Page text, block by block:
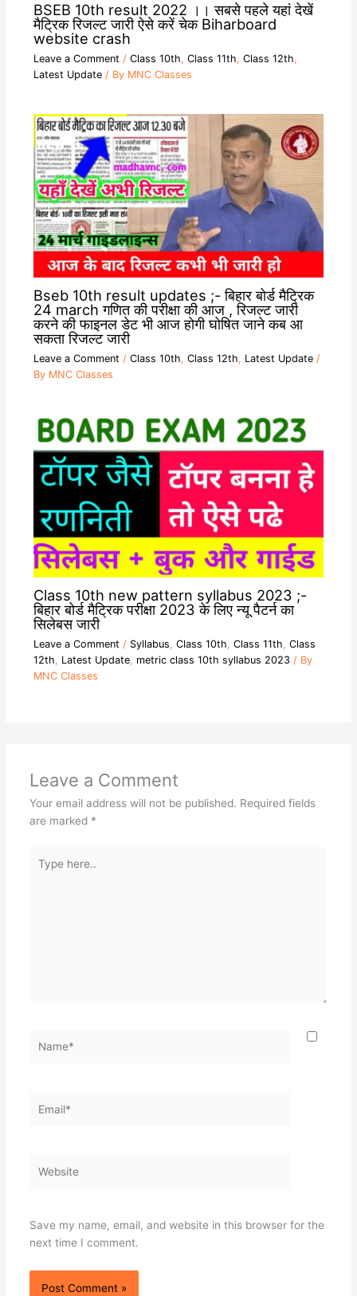
BSEB 10th result 2022 ।। सबसे पहले यहां देखें
मैट्रिक रिजल्ट जारी ऐसे करें चेक Biharboard
website crash
Leave a Comment / Class 10th, Class 11th, Class 12th,
Latest Update/ By MNC Classes
Bseb 10th result updates ;- बिहार बोर्ड मैट्रिक
24 march गणित की परीक्षा की आज , रिजल्ट जारी
करने की फाइनल डेट भी आज होगी घोषित जाने कब आ
सकता रिजल्ट जारी
Leave a Comment / Class 10th, Class 12th, Latest Update/
By MNC Classes
Class 10th new pattern syllabus 2023 ;-
बिहार बोर्ड मैट्रिक परीक्षा 2023 के लिए न्यू पैटर्न का
सिलेबस जारी
Leave a Comment / Syllabus, Class 10th, Class 11th, Class
12th, Latest Update, metric class 10th syllabus 2023/ By
MNC Classes
Leave a Comment
Your email address will not be published. Required fields
are marked *
here..
Save my name, email, and website in this browser for the
next time I comment.